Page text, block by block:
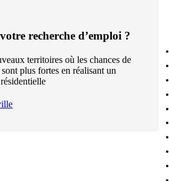
recherche d’emploi ?
territoires où les chances de
plus fortes en réalisant un